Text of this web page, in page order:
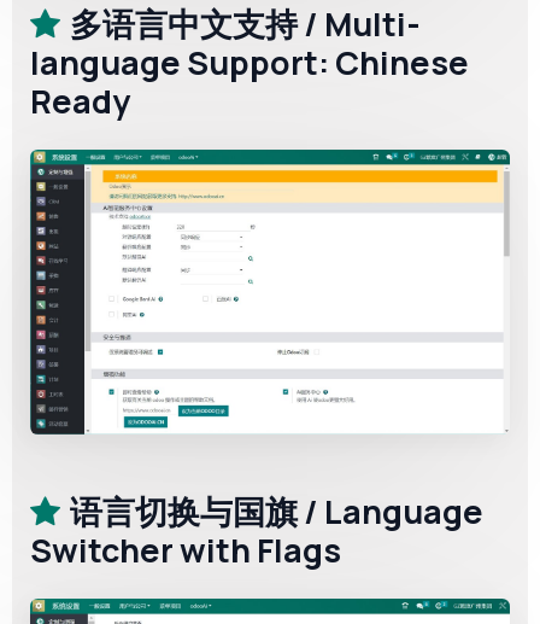
多语言中文支持 / Multi-
language Support: Chinese
Ready
语言切换与国旗 / Language
Switcher with Flags